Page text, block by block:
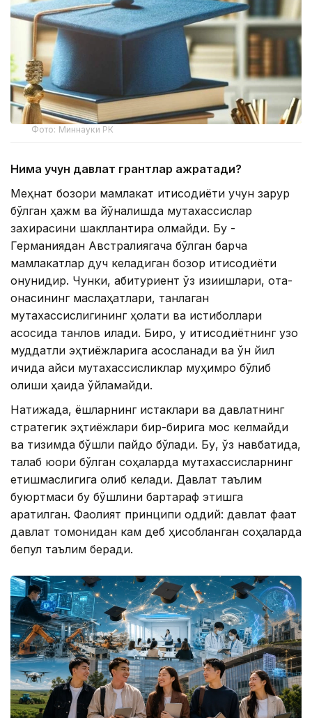
Фото: Миннауки РК
Нима учун давлат грантлар ажратади?
Меҳнат бозори мамлакат иқтисодиёти учун зарур
бўлган ҳажм ва йўналишда мутахассислар
захирасини шакллантира олмайди. Бу -
Германиядан Австралиягача бўлган барча
мамлакатлар дуч келадиган бозор иқтисодиёти
қонунидир. Чунки, абитуриент ўз қизиқишлари, ота-
онасининг маслаҳатлари, танлаган
мутахассислигининг ҳолати ва истиқболлари
асосида танлов қилади. Бироқ, у иқтисодиётнинг узоқ
муддатли эҳтиёжларига асосланади ва ўн йил
ичида қайси мутахассисликлар муҳимроқ бўлиб
қолиши ҳақида ўйламайди.
Натижада, ёшларнинг истаклари ва давлатнинг
стратегик эҳтиёжлари бир-бирига мос келмайди
ва тизимда бўшлиқ пайдо бўлади. Бу, ўз навбатида,
талаб юқори бўлган соҳаларда мутахассисларнинг
етишмаслигига олиб келади. Давлат таълим
буюртмаси бу бўшлиқни бартараф этишга
қаратилган. Фаолият принципи оддий: давлат фақат
давлат томонидан кам деб ҳисобланган соҳаларда
бепул таълим беради.